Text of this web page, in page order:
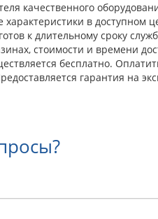
качественного
в доступном
к длительному сроку
стоимости и времени
бесплатно.
гарантия на